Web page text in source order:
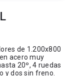
de 1.200x800
acero muy
20º, 4 ruedas
y dos sin freno.